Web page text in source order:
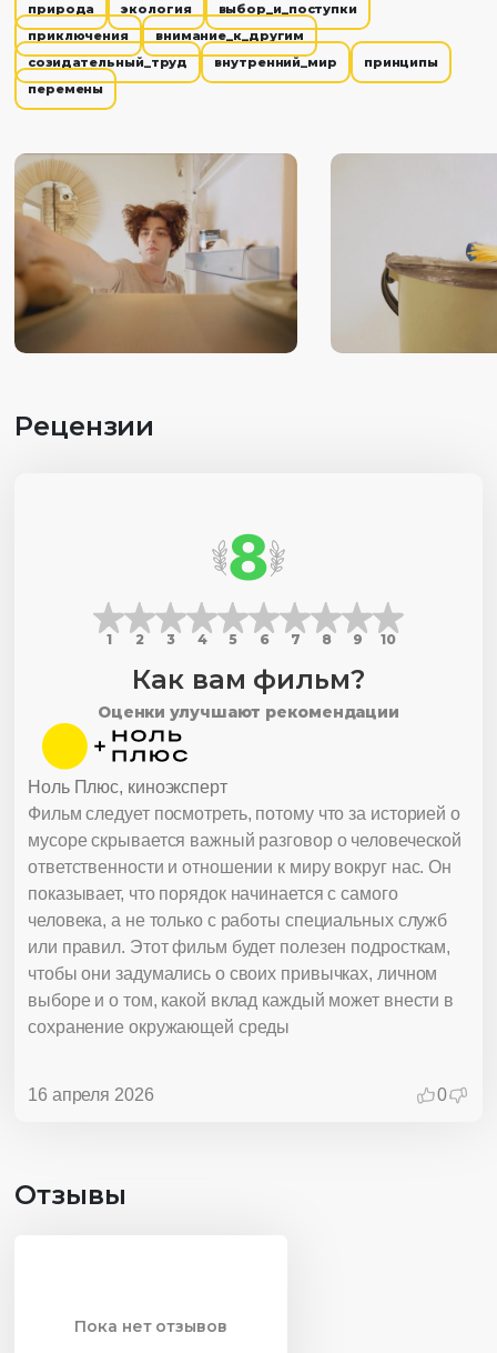
отправится в настоящее путешествие, чтобы каждый
пакет смог найти свою дорогу на свалку. Комедийный
фильм, который затрагивает актуальную тему экологии.
природа экология
выбор_и_поступки
приключения
внимание_к_другим
созидательный_труд
внутренний_мир
принципы
перемены
Рецензии
8
1 2 3 4 5 6 7 8 9 10
Как вам фильм?
Оценки улучшают рекомендации
Фильм следует посмотреть, потому что за историей о
мусоре скрывается важный разговор о человеческой
ответственности и отношении к миру вокруг нас. Он
показывает, что порядок начинается с самого
человека, а не только с работы специальных служб
или правил. Этот фильм будет полезен подросткам,
чтобы они задумались о своих привычках, личном
выборе и о том, какой вклад каждый может внести в
сохранение окружающей среды
16 апреля 2026 0
Ноль Плюс, киноэксперт
Отзывы
Пока нет отзывов